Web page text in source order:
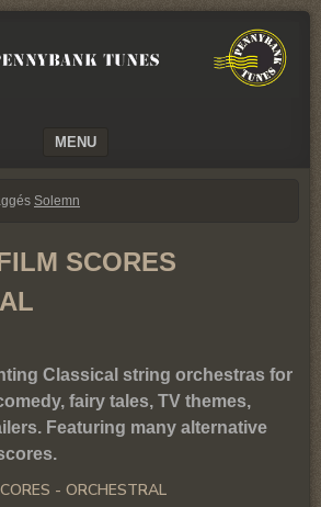
MENU
Solemn
SCORES
Classical string orchestras for
fairy tales, TV themes,
Featuring many alternative